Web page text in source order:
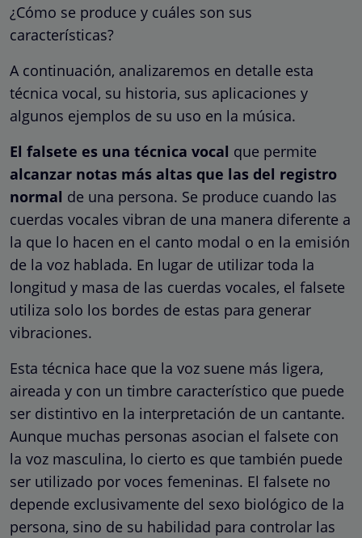
¿Cómo se produce y cuáles son sus
características?
A continuación, analizaremos en detalle esta
técnica vocal, su historia, sus aplicaciones y
algunos ejemplos de su uso en la música.
El falsete es una técnica vocal que permite
alcanzar notas más altas que las del registro
normal de una persona. Se produce cuando las
cuerdas vocales vibran de una manera diferente a
la que lo hacen en el canto modal o en la emisión
de la voz hablada. En lugar de utilizar toda la
longitud y masa de las cuerdas vocales, el falsete
utiliza solo los bordes de estas para generar
vibraciones.
Esta técnica hace que la voz suene más ligera,
aireada y con un timbre característico que puede
ser distintivo en la interpretación de un cantante.
Aunque muchas personas asocian el falsete con
la voz masculina, lo cierto es que también puede
ser utilizado por voces femeninas. El falsete no
depende exclusivamente del sexo biológico de la
persona, sino de su habilidad para controlar las